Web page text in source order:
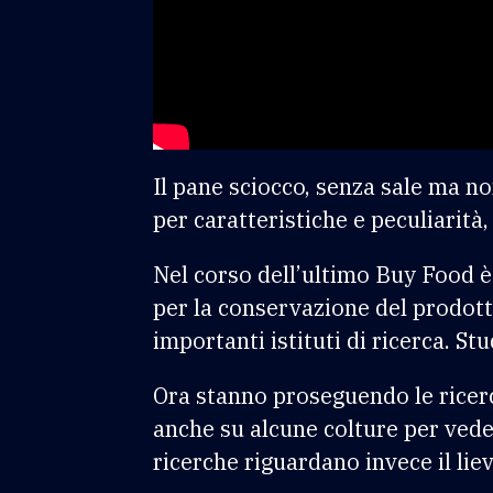
Il pane sciocco, senza sale ma
per caratteristiche e
Nel corso dell’ultimo Buy Food
per la conservazione del
importanti istituti di ricerca.
Ora stanno proseguendo le
anche su alcune colture per
ricerche riguardano invece il